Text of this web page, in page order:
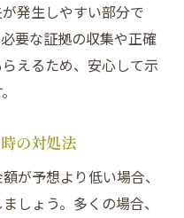
発生しやすい部分で
要な証拠の収集や正確
えるため、安心して示
の対処法
が予想より低い場合、
しょう。多くの場合、